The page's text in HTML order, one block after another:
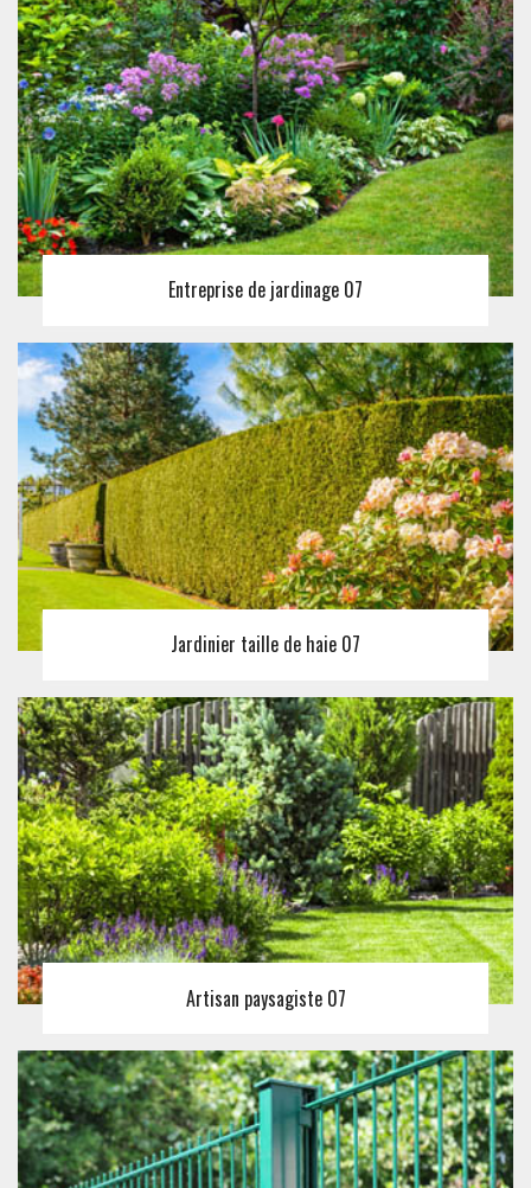
Entreprise de jardinage 07
Jardinier taille de haie 07
Artisan paysagiste 07